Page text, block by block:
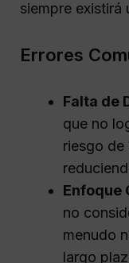
siempre existirá
Errores
Falta de
que no
riesgo de
Enfoque
no
menudo
largo